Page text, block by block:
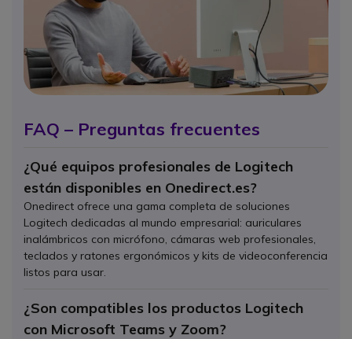
FAQ – Preguntas frecuentes
¿Qué equipos profesionales de Logitech
están disponibles en Onedirect.es?
Onedirect ofrece una gama completa de soluciones
Logitech dedicadas al mundo empresarial: auriculares
inalámbricos con micrófono, cámaras web profesionales,
teclados y ratones ergonómicos y kits de videoconferencia
listos para usar.
¿Son compatibles los productos Logitech
con Microsoft Teams y Zoom?